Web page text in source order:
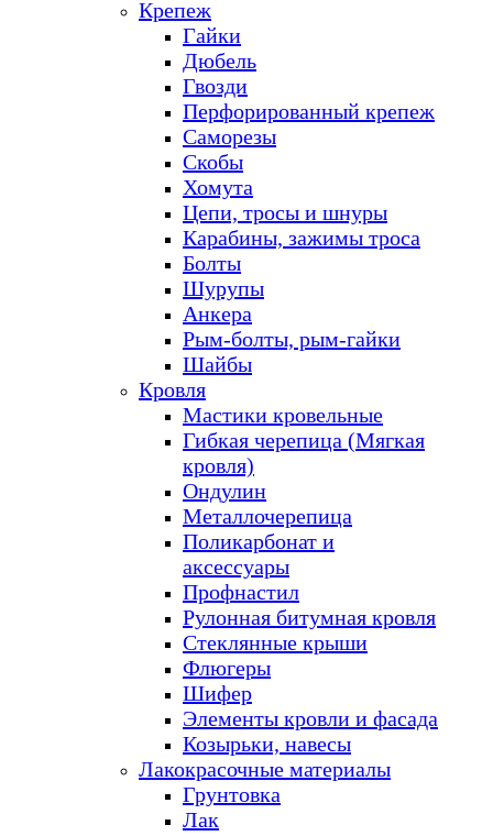
Крепеж
Гайки
Дюбель
Гвозди
Перфорированный крепеж
Саморезы
Скобы
Хомута
Цепи, тросы и шнуры
Карабины, зажимы троса
Болты
Шурупы
Анкера
Рым-болты, рым-гайки
Шайбы
Кровля
Мастики кровельные
Гибкая черепица (Мягкая
кровля)
Ондулин
Металлочерепица
Поликарбонат и
аксессуары
Профнастил
Рулонная битумная кровля
Стеклянные крыши
Флюгеры
Шифер
Элементы кровли и фасада
Козырьки, навесы
Лакокрасочные материалы
Грунтовка
Лак